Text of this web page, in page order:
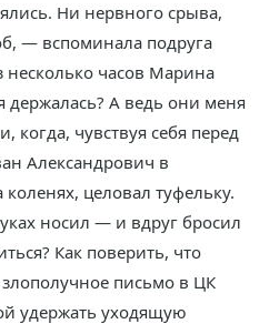
Ни нервного срыва,
— вспоминала подруга
несколько часов Марина
держалась? А ведь они меня
когда, чувствуя себя перед
Александрович в
целовал туфельку.
носил — и вдруг бросил
Как поверить, что
письмо в ЦК
удержать уходящую